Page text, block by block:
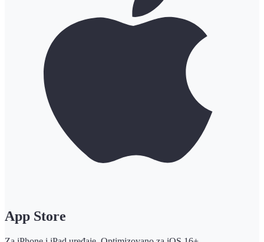
App Store